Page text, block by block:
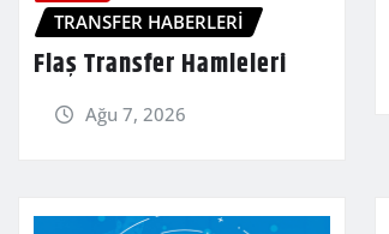
TRANSFER HABERLERİ
Flaş Transfer Hamleleri
Ağu 7, 2026